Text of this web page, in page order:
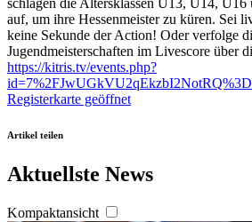
auf, um ihre Hessenmeister zu küren. Sei
keine Sekunde der Action! Oder verfolge
Jugendmeisterschaften im Livescore über
https://kitris.tv/events.php?
Registerkarte geöffnet
Artikel teilen
Aktuellste News
Kompaktansicht